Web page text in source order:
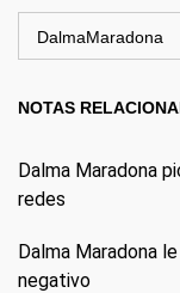
DalmaMaradona
NOTAS
Dalma Maradona
redes
Dalma Maradona
negativo